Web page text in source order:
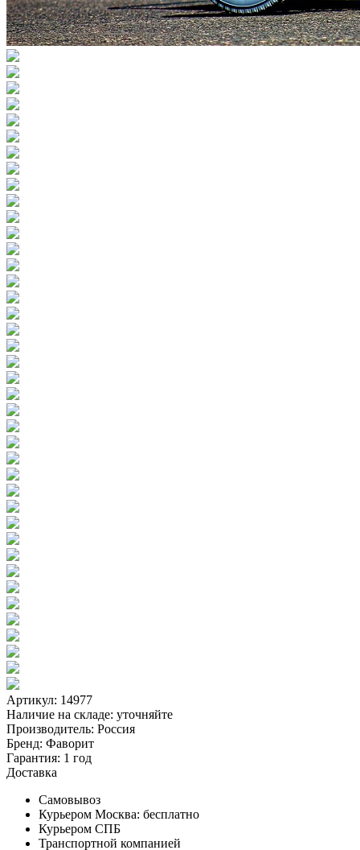
Артикул: 14977
Наличие на складе: уточняйте
Производитель: Россия
Бренд: Фаворит
Гарантия: 1 год
Доставка
Самовывоз
Курьером Москва: бесплатно
Курьером СПБ
Транспортной компанией